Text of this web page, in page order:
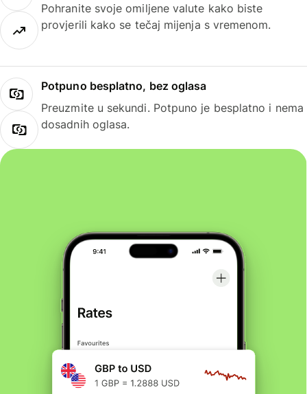
Pohranite svoje omiljene valute kako biste
provjerili kako se tečaj mijenja s vremenom.
Potpuno besplatno, bez oglasa
Preuzmite u sekundi. Potpuno je besplatno i nema
dosadnih oglasa.